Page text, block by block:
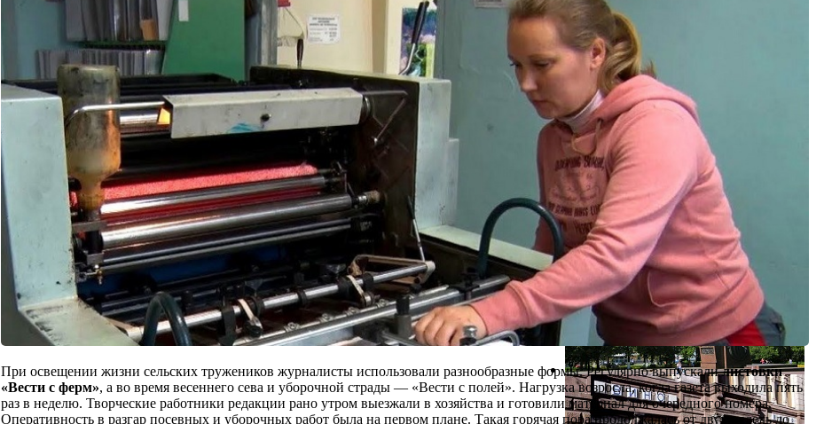
При освещении жизни сельских тружеников журналисты использовали разнообразные формы. Регулярно выпускалилистовки
«Вести с ферм», а во время весеннего сева и уборочной страды — «Вести с полей». Нагрузка возросла, когда газета выходила пять
раз в неделю. Творческие работники редакции рано утром выезжали в хозяйства и готовили материал для очередного номера.
Оперативность в разгар посевных и уборочных работ была на первом плане. Такая горячая пора продолжалась от двух недель до